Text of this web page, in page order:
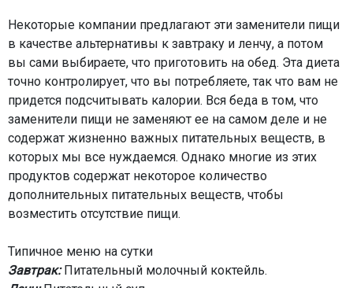
Некоторые компании предлагают эти заменители пищи
в качестве альтернативы к завтраку и ленчу, а потом
вы сами выбираете, что приготовить на обед. Эта диета
точно контролирует, что вы потребляете, так что вам не
придется подсчитывать калории. Вся беда в том, что
заменители пищи не заменяют ее на самом деле и не
содержат жизненно важных питательных веществ, в
которых мы все нуждаемся. Однако многие из этих
продуктов содержат некоторое количество
дополнительных питательных веществ, чтобы
возместить отсутствие пищи.
Типичное меню на сутки
Завтрак:Питательный молочный коктейль.